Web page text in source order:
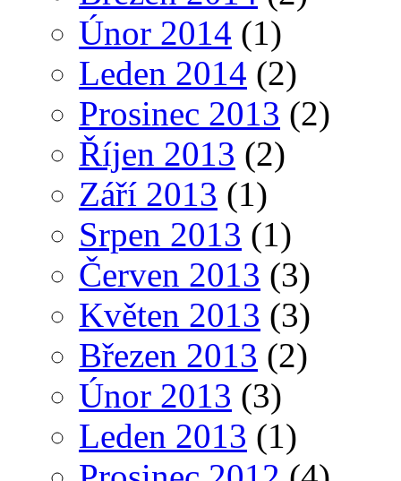
Únor 2014 (1)
Leden 2014 (2)
Prosinec 2013 (2)
Říjen 2013 (2)
Září 2013 (1)
Srpen 2013 (1)
Červen 2013 (3)
Květen 2013 (3)
Březen 2013 (2)
Únor 2013 (3)
Leden 2013 (1)